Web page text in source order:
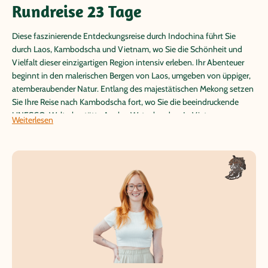
Rundreise 23 Tage
Diese faszinierende Entdeckungsreise durch Indochina führt Sie
durch Laos, Kambodscha und Vietnam, wo Sie die Schönheit und
Vielfalt dieser einzigartigen Region intensiv erleben. Ihr Abenteuer
beginnt in den malerischen Bergen von Laos, umgeben von üppiger,
atemberaubender Natur. Entlang des majestätischen Mekong setzen
Sie Ihre Reise nach Kambodscha fort, wo Sie die beeindruckende
UNESCO-Welterbestätte Angkor Wat erkunden. In Vietnam
und tauchen in die lebendige Atmosphäre des Mekong-Deltas ein.
Als Abschluss entdecken Sie die pulsierende Metropole Saigon, wo
sich Tradition und Moderne auf faszinierende Weise vereinen.
Während Sie entlang dieser bedeutenden Lebensader Asiens reisen,
tauchen Sie tief in die wunderschönen Facetten Asiens ein und
erleben hautnah die Vielfalt und die Gastfreundschaft dieser drei
Länder entlang des Mekongs.
Weiterlesen